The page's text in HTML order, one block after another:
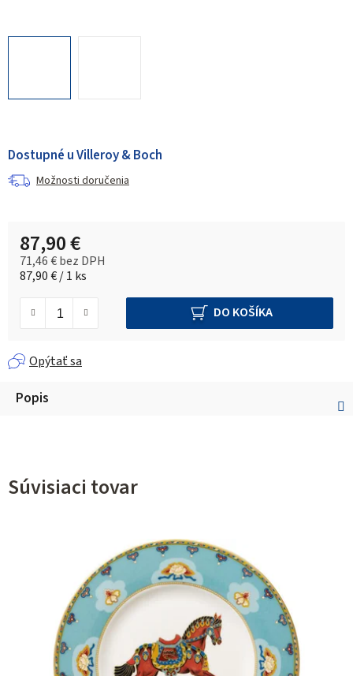
Dostupné u Villeroy & Boch
Možnosti doručenia
87,90 €
71,46 € bez DPH
Jednotková cena:
87,90 € / 1 ks
DO KOŠÍKA
Opýtať sa
Popis
Súvisiaci tovar